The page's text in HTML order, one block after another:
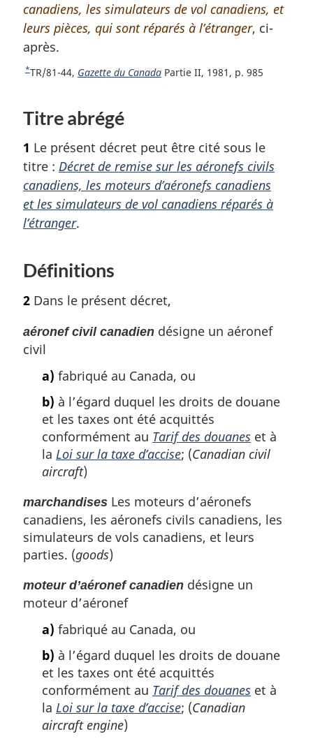
d
e
a
e
p
a
g
e
canadiens, les simulateurs de vol canadiens, et
leurs pièces, qui sont réparés à l’étranger, ci-
après.
R
o
r
à
l
a
r
é
r
n
e
d
b
a
s
e
p
g
*TR/81-44, Gazette du CanadaPartie II, 1981, p. 985
Titre abrégé
1 Le présent décret peut être cité sous le
titre : Décret de remise sur les aéronefs civils
canadiens, les moteurs d’aéronefs canadiens
et les simulateurs de vol canadiens réparés à
l’étranger.
Définitions
2 Dans le présent décret,
aéronef civil canadien désigne un aéronef
civil
a) fabriqué au Canada, ou
b) à l’égard duquel les droits de douane
et les taxes ont été acquittés
conformément au Tarif des douanes et à
la Loi sur la taxe d’accise; (Canadian civil
aircraft)
marchandises Les moteurs d’aéronefs
canadiens, les aéronefs civils canadiens, les
simulateurs de vols canadiens, et leurs
parties. (goods)
moteur d’aéronef canadien désigne un
moteur d’aéronef
a) fabriqué au Canada, ou
b) à l’égard duquel les droits de douane
et les taxes ont été acquittés
conformément au Tarif des douanes et à
la Loi sur la taxe d’accise; (Canadian
aircraft engine)